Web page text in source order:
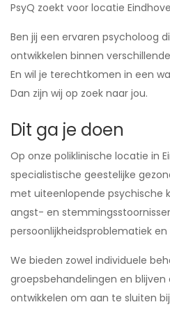
PsyQ zoekt voor locatie
Ben jij een ervaren psycholoog
ontwikkelen binnen
En wil je terechtkomen in een
Dan zijn wij op zoek naar jou.
Dit ga je doen
Op onze poliklinische locatie in
specialistische geestelijke
met uiteenlopende psychische
angst- en
persoonlijkheidsproblematiek
We bieden zowel individuele
groepsbehandelingen en
ontwikkelen om aan te sluiten